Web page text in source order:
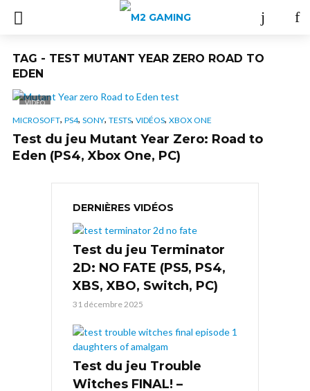
TAG - TEST MUTANT YEAR ZERO ROAD TO
EDEN
VIDÉO
MICROSOFT, PS4, SONY, TESTS, VIDÉOS, XBOX ONE
Test du jeu Mutant Year Zero: Road to
Eden (PS4, Xbox One, PC)
DERNIÈRES VIDÉOS
Test du jeu Terminator
2D: NO FATE (PS5, PS4,
XBS, XBO, Switch, PC)
31 décembre 2025
Test du jeu Trouble
Witches FINAL! –